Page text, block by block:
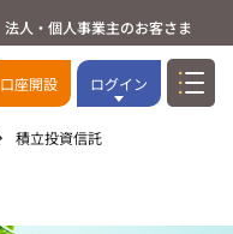
法人・個人事業主のお客さま
口座開設 ログイン
積立投資信託